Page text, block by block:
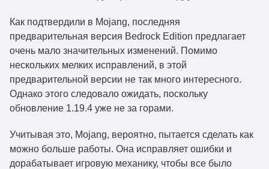
Как подтвердили в Mojang, последняя
предварительная версия Bedrock Edition предлагает
очень мало значительных изменений. Помимо
нескольких мелких исправлений, в этой
предварительной версии не так много интересного.
Однако этого следовало ожидать, поскольку
обновление 1.19.4 уже не за горами.
Учитывая это, Mojang, вероятно, пытается сделать как
можно больше работы. Она исправляет ошибки и
дорабатывает игровую механику, чтобы все было